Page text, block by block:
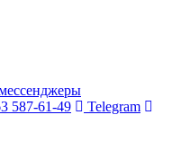
587-61-49
Telegram